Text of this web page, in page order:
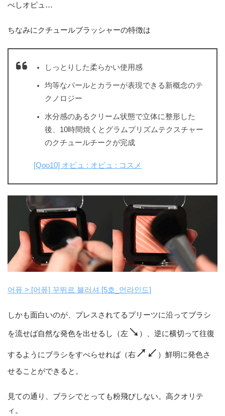
べしオピュ…
ちなみにクチュールブラッシャーの特徴は
しっとりした柔らかい使用感
均等なパールとカラーが表現できる新概念のテ
クノロジー
水分感のあるクリーム状態で立体に整形した
後、10時間焼くとグラムプリズムテクスチャー
のクチュールチークが完成
[Qoo10] オピュ : オピュ : コスメ
어퓨 > [어퓨] 꾸뛰르 블러셔 [5호_언라인드]
しかも面白いのが、プレスされてるプリーツに沿ってブラシ
を流せば自然な発色を出せるし（左 ↘︎ ）、逆に横切って往復
するようにブラシをすべらせれば（右↗︎↙︎ ）鮮明に発色さ
せることができると。
見ての通り、ブラシでとっても粉飛びしない。高クオリテ
ィ。